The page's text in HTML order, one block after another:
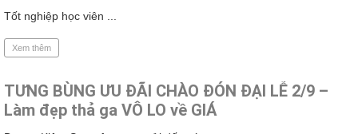
Tốt nghiệp học viên ...
Xem thêm
TƯNG BÙNG ƯU ĐÃI CHÀO ĐÓN ĐẠI LỄ 2/9 –
Làm đẹp thả ga VÔ LO về GIÁ